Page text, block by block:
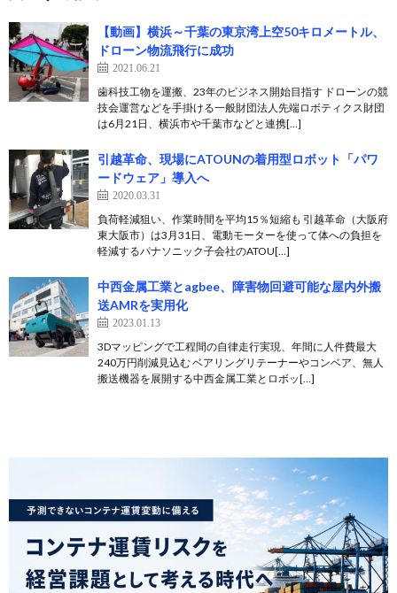
【動画】横浜～千葉の東京湾上空50キロメートル、
ドローン物流飛行に成功
2021.06.21
歯科技工物を運搬、23年のビジネス開始目指す ドローンの競
技会運営などを手掛ける一般財団法人先端ロボティクス財団
は6月21日、横浜市や千葉市などと連携[…]
引越革命、現場にATOUNの着用型ロボット「パワ
ードウェア」導入へ
2020.03.31
負荷軽減狙い、作業時間を平均15％短縮も 引越革命（大阪府
東大阪市）は3月31日、電動モーターを使って体への負担を
軽減するパナソニック子会社のATOU[…]
中西金属工業とagbee、障害物回避可能な屋内外搬
送AMRを実用化
2023.01.13
3Dマッピングで工程間の自律走行実現、年間に人件費最大
240万円削減見込む ベアリングリテーナーやコンベア、無人
搬送機器を展開する中⻄金属工業とロボッ[…]